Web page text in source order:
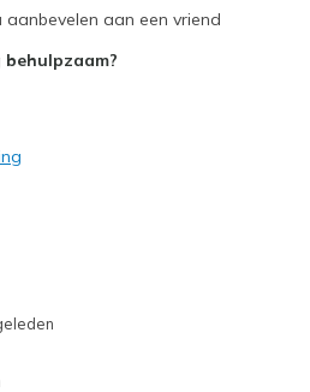
aanbevelen aan een vriend